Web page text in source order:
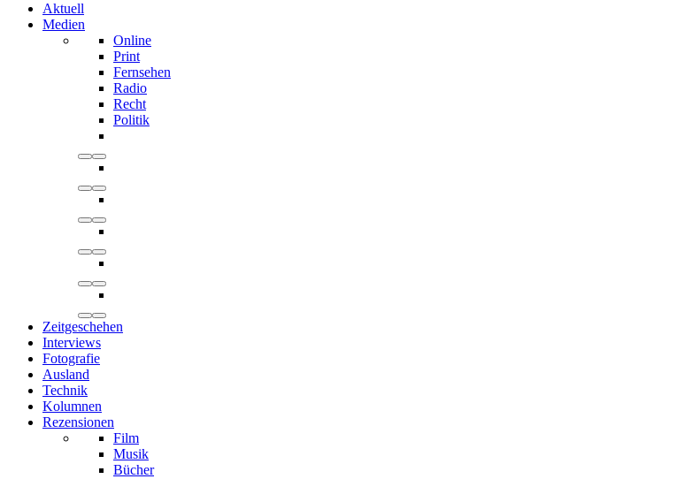
Aktuell
Medien
Online
Print
Fernsehen
Radio
Recht
Politik
Zeitgeschehen
Interviews
Fotografie
Ausland
Technik
Kolumnen
Rezensionen
Film
Musik
Bücher